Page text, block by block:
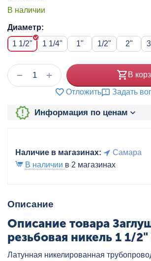
В наличии
Диаметр:
1 1/2"
1 1/4" 1" 1/2" 2"
+
− В
Отложить Задать
Информация по ценам
Наличие в магазинах:
Самара
В наличии в 2 магазинах
Описание
Описание товара
резьбовая никель 1 1/2"
артикул: VTr.590.N.0008
Латунная никелированная